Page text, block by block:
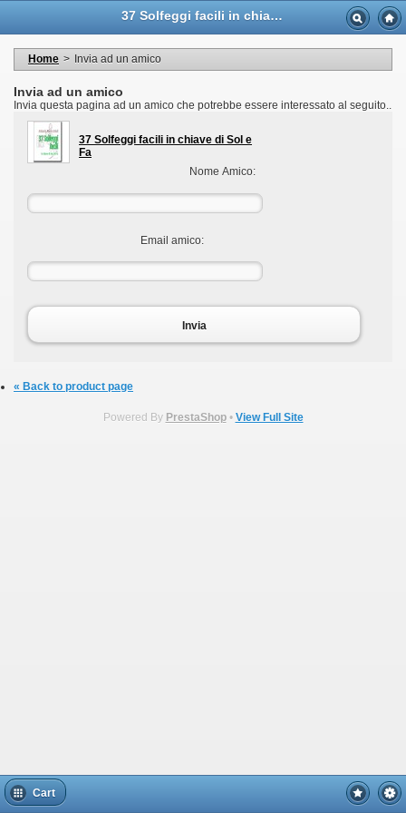
37 Solfeggi facili in chiave di Sol e Fa - Casa Musicale Eco
Home > Invia ad un amico
Invia ad un amico
Invia questa pagina ad un amico che potrebbe essere interessato al seguito..
37 Solfeggi facili in chiave di Sol e
Fa
Nome Amico:
Email amico:
Invia
« Back to product page
Powered By PrestaShop• View Full Site
Cart
I miei dati personali
My orders
I miei voucher
Logout